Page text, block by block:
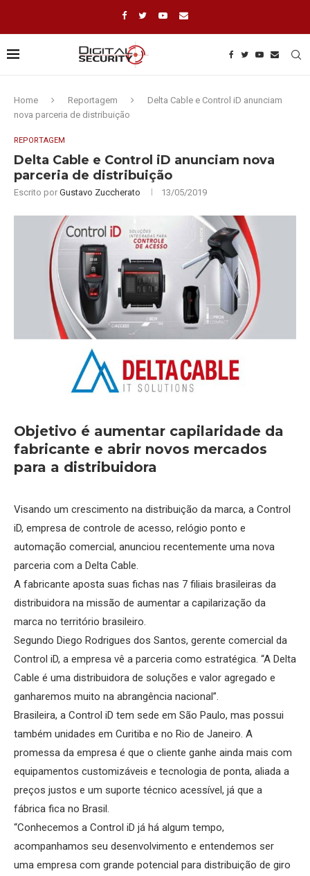
Home Reportagem
Delta Cable e Control iD anunciam
nova parceria de distribuição
REPORTAGEM
Delta Cable e Control iD anunciam nova
parceria de distribuição
Escrito por Gustavo Zuccherato 13/05/2019
Objetivo é aumentar capilaridade da
fabricante e abrir novos mercados
para a distribuidora
Visando um crescimento na distribuição da marca, a Control
iD, empresa de controle de acesso, relógio ponto e
automação comercial, anunciou recentemente uma nova
parceria com a Delta Cable.
A fabricante aposta suas fichas nas 7 filiais brasileiras da
distribuidora na missão de aumentar a capilarização da
marca no território brasileiro.
Segundo Diego Rodrigues dos Santos, gerente comercial da
Control iD, a empresa vê a parceria como estratégica. “A Delta
Cable é uma distribuidora de soluções e valor agregado e
ganharemos muito na abrangência nacional”.
Brasileira, a Control iD tem sede em São Paulo, mas possui
também unidades em Curitiba e no Rio de Janeiro. A
promessa da empresa é que o cliente ganhe ainda mais com
equipamentos customizáveis e tecnologia de ponta, aliada a
preços justos e um suporte técnico acessível, já que a
fábrica fica no Brasil.
“Conhecemos a Control iD já há algum tempo,
acompanhamos seu desenvolvimento e entendemos ser
uma empresa com grande potencial para distribuição de giro